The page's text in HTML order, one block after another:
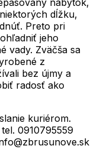
nábytok,
dĺžku,
Preto pri
jeho
vady. Zväčša sa
z
bez újmy a
radosť ako
kuriérom.
0910795559